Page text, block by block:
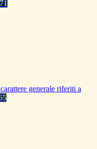
generale riferiti a